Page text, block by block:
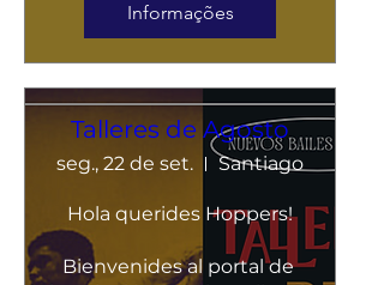
Informações
Talleres de Agosto
seg., 22 de set. Santiago
Hola querides Hoppers!
Bienvenides al portal de